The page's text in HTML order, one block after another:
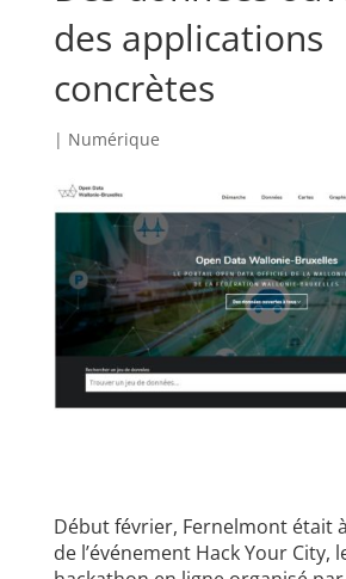
des applications
concrètes
| Numérique
Début février, Fernelmont était
de l’événement Hack Your City,